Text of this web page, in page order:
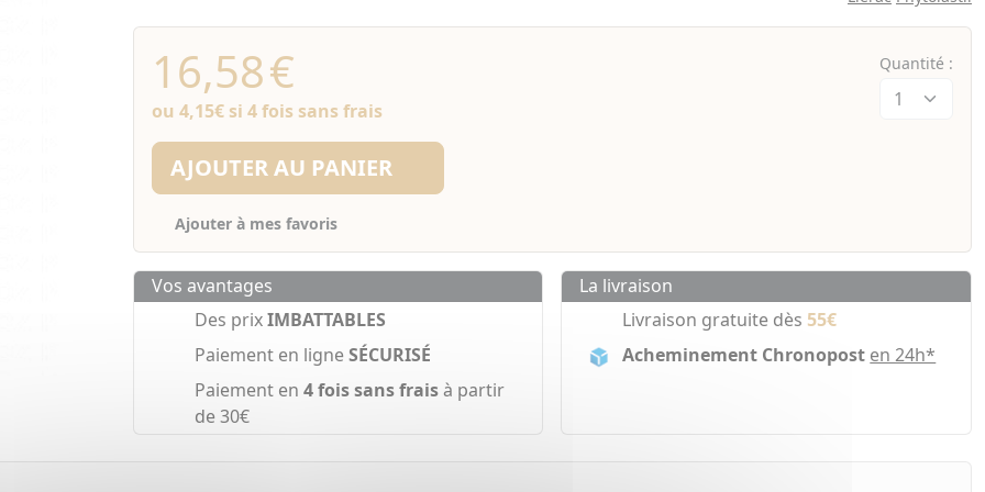
16,58€
ou 4,15€si 4 fois sans frais
Quantité :
AJOUTER AU PANIER
Ajouter à mes favoris
Vos avantages
Des prixIMBATTABLES
Paiement en ligneSÉCURISÉ
Paiement en 4 fois sans fraisà partir
de 30€
La livraison
Livraison gratuite dès 55€
Acheminement Chronopost en 24h*